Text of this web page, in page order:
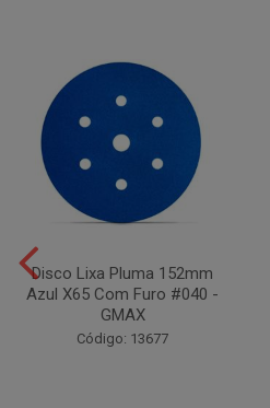
Disco Lixa Pluma 152mm
Azul X65 Com Furo #040 -
GMAX
Código: 13677